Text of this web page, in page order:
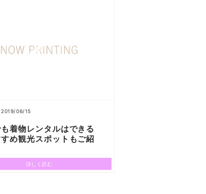
2019/06/15
着物レンタルはできる
め観光スポットもご紹
詳しく読む